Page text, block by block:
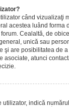
când vizualizaţi
acestea luând forma
Cealaltă, de
unică sau
şi are posibilitatea de
atunci
indică